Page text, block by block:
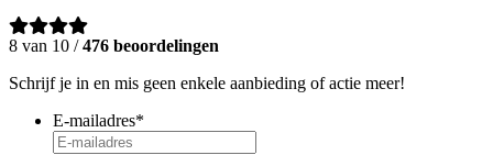
8 van 10 /476 beoordelingen
Schrijf je in en mis geen enkele aanbieding of actie meer!
E-mailadres*